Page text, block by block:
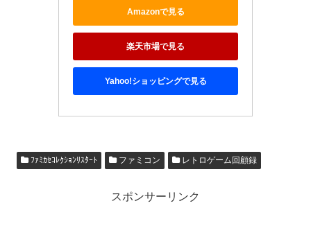
Amazonで見る
楽天市場で見る
Yahoo!ショッピングで見る
ﾌｧﾐｶｾｺﾚｸｼｮﾝﾘｽﾀｰﾄ ファミコン レトロゲーム回顧録
スポンサーリンク